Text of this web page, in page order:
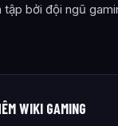
bởi đội ngũ
WIKI GAMING